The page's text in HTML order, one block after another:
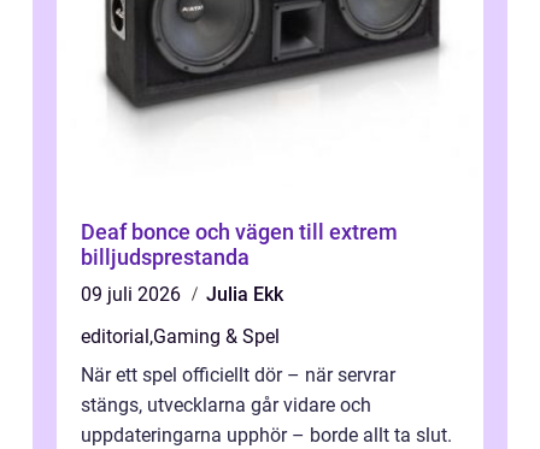
Deaf bonce och vägen till extrem
billjudsprestanda
09 juli 2026
Julia Ekk
editorial,Gaming & Spel
När ett spel officiellt dör – när servrar
stängs, utvecklarna går vidare och
uppdateringarna upphör – borde allt ta slut.